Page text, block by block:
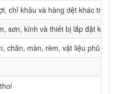
chỉ khâu và hàng dệt khác trong
sơn, kính và thiết bị lắp đặt khác
chăn, màn, rèm, vật liệu phủ